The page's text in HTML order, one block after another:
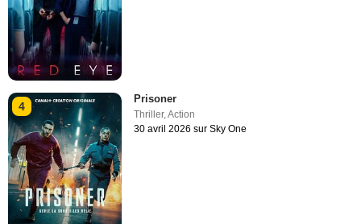
4
Prisoner
Thriller,Action
30 avril 2026 sur Sky One